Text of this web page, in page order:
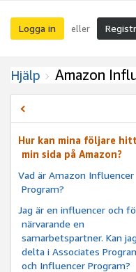
Logga in eller
Hjälp Amazon
Hur kan mina följare
min sida på Amazon?
Vad är Amazon Influencer
Program?
Jag är en influencer och
närvarande en
samarbetspartner. Kan
delta i Associates
och Influencer Program?